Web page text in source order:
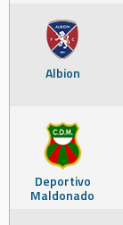
Albion
Deportivo
Maldonado